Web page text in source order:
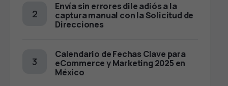
Envía sin errores dile adiós a la
captura manual con la Solicitud de
Direcciones
Calendario de Fechas Clave para
eCommerce y Marketing 2025 en
México